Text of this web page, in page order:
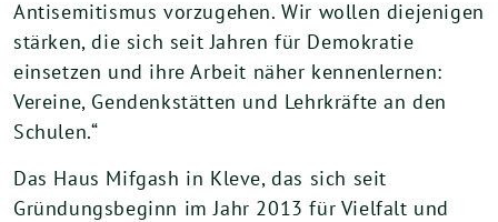
Antisemitismus vorzugehen. Wir wollen diejenigen
stärken, die sich seit Jahren für Demokratie
einsetzen und ihre Arbeit näher kennenlernen:
Vereine, Gendenkstätten und Lehrkräfte an den
Schulen.“
Das Haus Mifgash in Kleve, das sich seit
Gründungsbeginn im Jahr 2013 für Vielfalt und